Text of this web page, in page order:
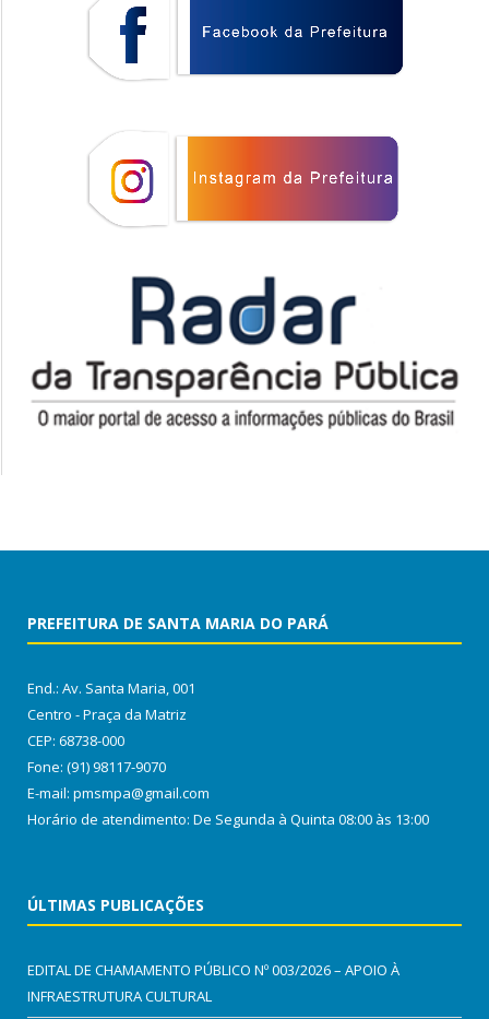
PREFEITURA DE SANTA MARIA DO PARÁ
End.: Av. Santa Maria, 001
Centro - Praça da Matriz
CEP: 68738-000
Fone: (91) 98117-9070
E-mail: pmsmpa@gmail.com
Horário de atendimento: De Segunda à Quinta 08:00 às 13:00
ÚLTIMAS PUBLICAÇÕES
EDITAL DE CHAMAMENTO PÚBLICO Nº 003/2026 – APOIO À
INFRAESTRUTURA CULTURAL